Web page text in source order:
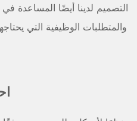
التصميم لدينا أيضًا المساعدة
والمتطلبات الوظيفية التي